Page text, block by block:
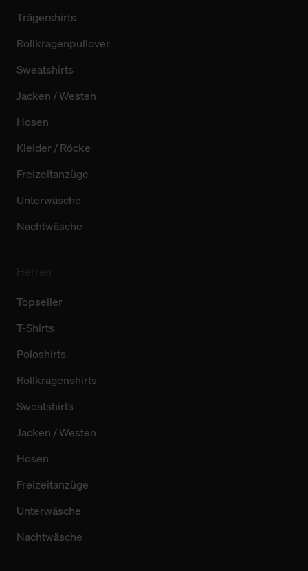
Trägershirts
Rollkragenpullover
Sweatshirts
Jacken / Westen
Hosen
Kleider / Röcke
Freizeitanzüge
Unterwäsche
Nachtwäsche
Topseller
T-Shirts
Poloshirts
Rollkragenshirts
Sweatshirts
Jacken / Westen
Hosen
Freizeitanzüge
Unterwäsche
Nachtwäsche